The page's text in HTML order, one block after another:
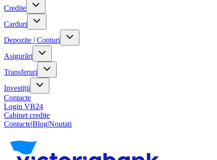
Credite
Carduri
Depozite | Conturi
Asigurări
Transferuri
Investiții
Contacte
Login VB24
Cabinet credite
Contacte|Blog|Noutati